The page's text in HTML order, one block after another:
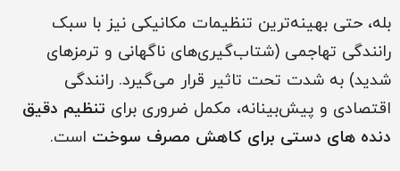
بله، حتی بهینه‌ترین تنظیمات مکانیکی نیز با سبک
رانندگی تهاجمی (شتاب‌گیری‌های ناگهانی و ترمزهای
شدید) به شدت تحت تاثیر قرار می‌گیرد. رانندگی
اقتصادی و پیش‌بینانه، مکمل ضروری برای تنظیم دقیق
دنده های دستی برای کاهش مصرف سوخت است.